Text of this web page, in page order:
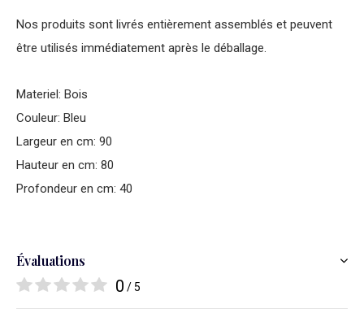
Nos produits sont livrés entièrement assemblés et peuvent
être utilisés immédiatement après le déballage.
Materiel: Bois
Couleur: Bleu
Largeur en cm: 90
Hauteur en cm: 80
Profondeur en cm: 40
Évaluations
0 / 5